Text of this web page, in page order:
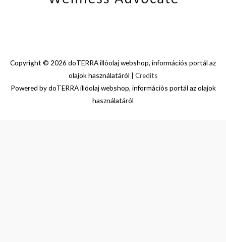
Copyright © 2026 doTERRA illóolaj webshop, információs portál az
olajok használatáról | Credits
Powered bydoTERRA illóolaj webshop, információs portál az olajok
használatáról